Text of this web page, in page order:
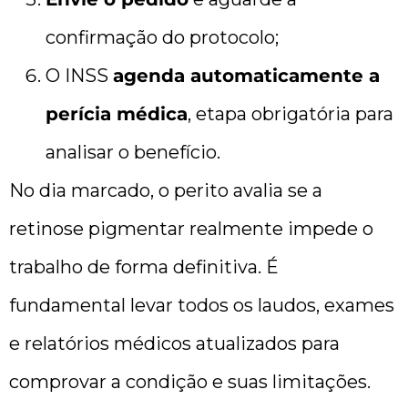
confirmação do protocolo;
O INSS agenda automaticamente a
perícia médica, etapa obrigatória para
analisar o benefício.
No dia marcado, o perito avalia se a
retinose pigmentar realmente impede o
trabalho de forma definitiva. É
fundamental levar todos os laudos, exames
e relatórios médicos atualizados para
comprovar a condição e suas limitações.